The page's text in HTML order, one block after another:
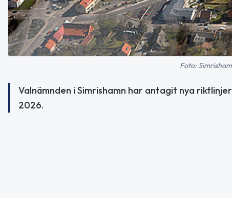
Foto:
Valnämnden i Simrishamn har antagit nya
2026.